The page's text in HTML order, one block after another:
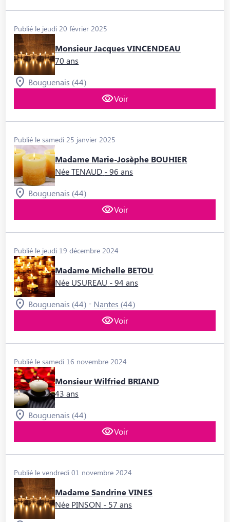
Publié le jeudi 20 février 2025
Monsieur Jacques VINCENDEAU
70 ans
Bouguenais (44)
Voir
Publié le samedi 25 janvier 2025
Madame Marie-Josèphe BOUHIER
Née TENAUD - 96 ans
Bouguenais (44)
Voir
Publié le jeudi 19 décembre 2024
Madame Michelle BETOU
Née USUREAU - 94 ans
Bouguenais (44) - Nantes (44)
Voir
Publié le samedi 16 novembre 2024
Monsieur Wilfried BRIAND
43 ans
Bouguenais (44)
Voir
Publié le vendredi 01 novembre 2024
Madame Sandrine VINES
Née PINSON - 57 ans